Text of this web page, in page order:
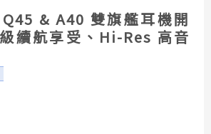
& A40 雙旗艦耳機開
續航享受、Hi-Res 高音